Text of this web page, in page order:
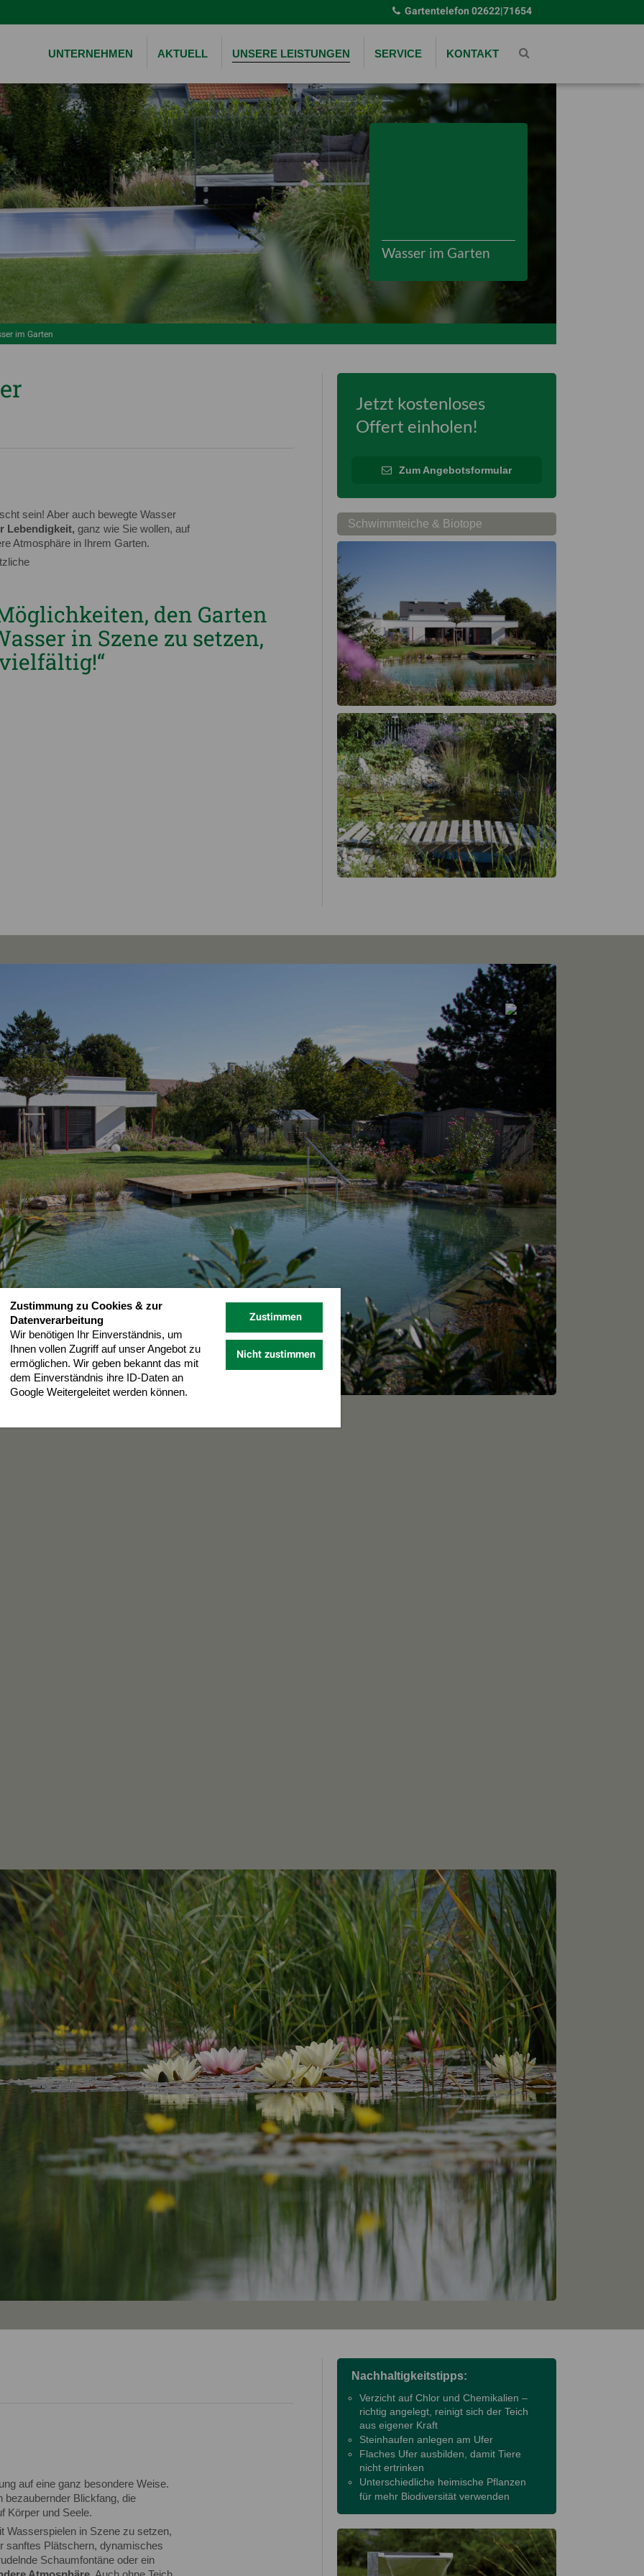
Gartentelefon02622|71654
UNTERNEHMEN AKTUELL UNSERE LEISTUNGEN SERVICE KONTAKT
Wasser im Garten
im Garten
sein! Aber auch bewegte Wasser
Lebendigkeit, ganz wie Sie wollen, auf
Atmosphäre in Ihrem Garten.
den Garten
in Szene zu setzen,
Jetzt kostenloses
Offert einholen!
Zum Angebotsformular
Schwimmteiche & Biotope
auf eine ganz besondere Weise.
bezaubernder Blickfang, die
Körper und Seele.
Wasserspielen in Szene zu setzen,
sanftes Plätschern, dynamisches
Schaumfontäne oder ein
Nachhaltigkeitstipps:
Verzicht auf Chlor und Chemikalien –
richtig angelegt, reinigt sich der Teich
aus eigener Kraft
Steinhaufen anlegen am Ufer
Flaches Ufer ausbilden, damit Tiere
nicht ertrinken
Unterschiedliche heimische Pflanzen
für mehr Biodiversität verwenden
Zustimmung zu Cookies & zur
Datenverarbeitung
Wir benötigen Ihr Einverständnis, um
Ihnen vollen Zugriff auf unser Angebot zu
ermöglichen. Wir geben bekannt das mit
dem Einverständnis ihre ID-Daten an
Google Weitergeleitet werden können.
Zustimmen
Nicht zustimmen